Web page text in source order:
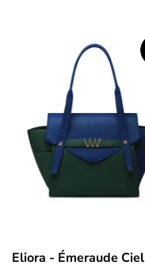
Eliora - Émeraude Ciel